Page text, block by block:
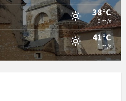
38°C
0 m/s
41°C
1 m/s